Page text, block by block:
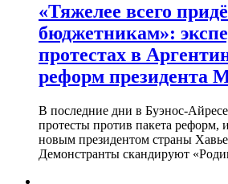
«Тяжелее всего
бюджетникам»:
протестах в
реформ президента
В последние дни в Буэнос-
протесты против пакета
новым президентом страны
Демонстранты скандируют